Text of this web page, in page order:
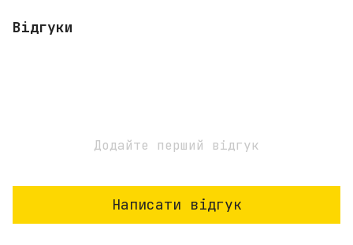
Відгуки
Додайте перший відгук
Написати відгук